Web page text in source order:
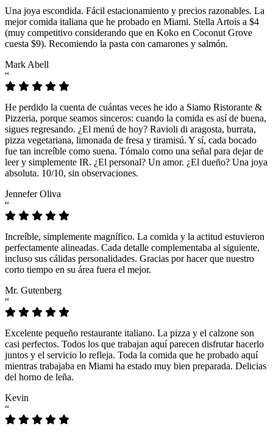
Una joya escondida. Fácil estacionamiento y precios razonables. La
mejor comida italiana que he probado en Miami. Stella Artois a $4
(muy competitivo considerando que en Koko en Coconut Grove
cuesta $9). Recomiendo la pasta con camarones y salmón.
Mark Abell
“
He perdido la cuenta de cuántas veces he ido a Siamo Ristorante &
Pizzeria, porque seamos sinceros: cuando la comida es así de buena,
sigues regresando. ¿El menú de hoy? Ravioli di aragosta, burrata,
pizza vegetariana, limonada de fresa y tiramisú. Y sí, cada bocado
fue tan increíble como suena. Tómalo como una señal para dejar de
leer y simplemente IR. ¿El personal? Un amor. ¿El dueño? Una joya
absoluta. 10/10, sin observaciones.
Jennefer Oliva
“
Increíble, simplemente magnífico. La comida y la actitud estuvieron
perfectamente alineadas. Cada detalle complementaba al siguiente,
incluso sus cálidas personalidades. Gracias por hacer que nuestro
corto tiempo en su área fuera el mejor.
Mr. Gutenberg
“
Excelente pequeño restaurante italiano. La pizza y el calzone son
casi perfectos. Todos los que trabajan aquí parecen disfrutar hacerlo
juntos y el servicio lo refleja. Toda la comida que he probado aquí
mientras trabajaba en Miami ha estado muy bien preparada. Delicias
del horno de leña.
Kevin
“